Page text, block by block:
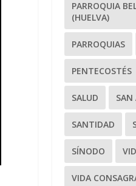
PARROQUIA
(HUELVA)
PARROQUIAS
PENTECOSTÉS
SALUD SAN
SANTIDAD
SÍNODO
VIDA